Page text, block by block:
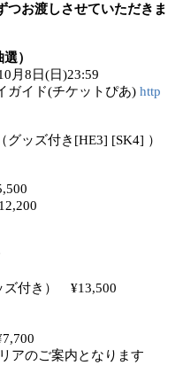
つお渡しさせていただきま
）
月8日(日)23:59
ガイド(チケットぴあ) http
グッズ付き[HE3] [SK4] ）
ズ付き） ¥13,500
アのご案内となります